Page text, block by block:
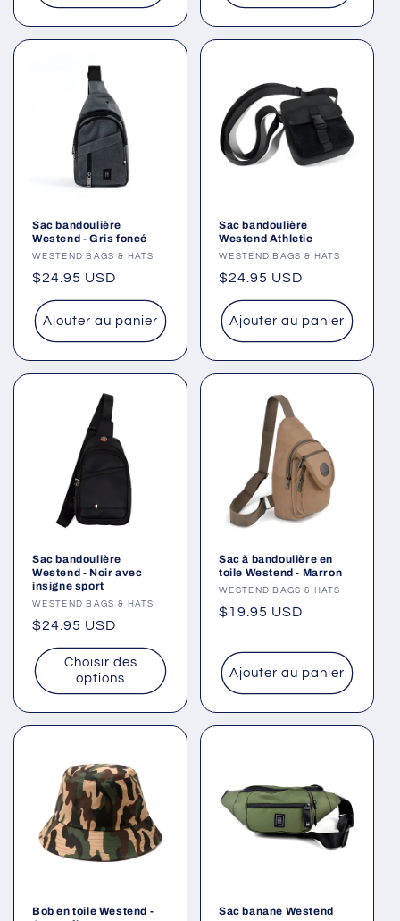
Sac bandoulière
Westend - Gris foncé
Fournisseur :
WESTEND BAGS & HATS
Prix
habituel
$24.95 USD
Ajouter au panier
Sac bandoulière
Westend Athletic
Fournisseur :
WESTEND BAGS & HATS
Prix
habituel
$24.95 USD
Ajouter au panier
Sac bandoulière
Westend - Noir avec
insigne sport
Fournisseur :
WESTEND BAGS & HATS
Prix
habituel
$24.95 USD
Choisir des
options
Sac à bandoulière en
toile Westend - Marron
Fournisseur :
WESTEND BAGS & HATS
Prix
$19.95 USD
Ajouter au panier
Bob en toile Westend -
Sac banane Westend